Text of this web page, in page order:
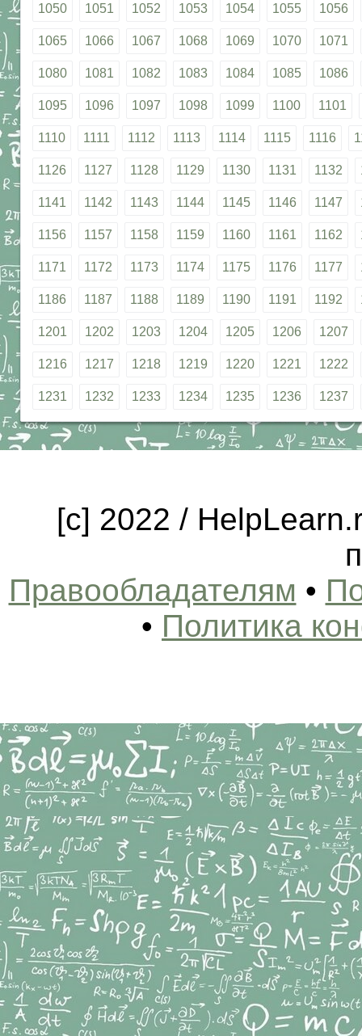
1050 1051 1052 1053 1054 1055 1056
1065 1066 1067 1068 1069 1070 1071
1080 1081 1082 1083 1084 1085 1086
1095 1096 1097 1098 1099 1100 1101
1110 1111 1112 1113 1114 1115 1116
1126 1127 1128 1129 1130 1131 1132
1141 1142 1143 1144 1145 1146 1147
1156 1157 1158 1159 1160 1161 1162
1171 1172 1173 1174 1175 1176 1177
1186 1187 1188 1189 1190 1191 1192
1201 1202 1203 1204 1205 1206 1207
1216 1217 1218 1219 1220 1221 1222
1231 1232 1233 1234 1235 1236 1237
[c] 2022 /
Правообладателям •
• Политика